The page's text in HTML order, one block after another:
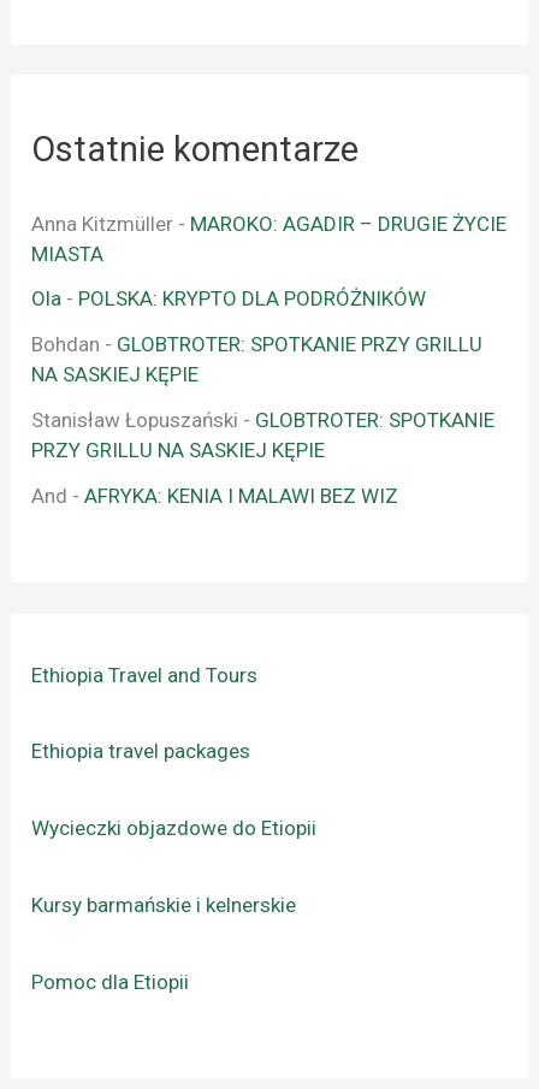
Ostatnie komentarze
Anna Kitzmüller - MAROKO: AGADIR – DRUGIE ŻYCIE
MIASTA
Ola - POLSKA: KRYPTO DLA PODRÓŻNIKÓW
Bohdan - GLOBTROTER: SPOTKANIE PRZY GRILLU
NA SASKIEJ KĘPIE
Stanisław Łopuszański - GLOBTROTER: SPOTKANIE
PRZY GRILLU NA SASKIEJ KĘPIE
And -AFRYKA: KENIA I MALAWI BEZ WIZ
Ethiopia Travel and Tours
Ethiopia travel packages
Wycieczki objazdowe do Etiopii
Kursy barmańskie i kelnerskie
Pomoc dla Etiopii